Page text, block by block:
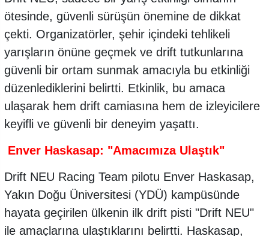
ötesinde, güvenli sürüşün önemine de dikkat
çekti. Organizatörler, şehir içindeki tehlikeli
yarışların önüne geçmek ve drift tutkunlarına
güvenli bir ortam sunmak amacıyla bu etkinliği
düzenlediklerini belirtti. Etkinlik, bu amaca
ulaşarak hem drift camiasına hem de izleyicilere
keyifli ve güvenli bir deneyim yaşattı.
Enver Haskasap: "Amacımıza Ulaştık"
Drift NEU Racing Team pilotu Enver Haskasap,
Yakın Doğu Üniversitesi (YDÜ) kampüsünde
hayata geçirilen ülkenin ilk drift pisti "Drift NEU"
ile amaçlarına ulaştıklarını belirtti. Haskasap,